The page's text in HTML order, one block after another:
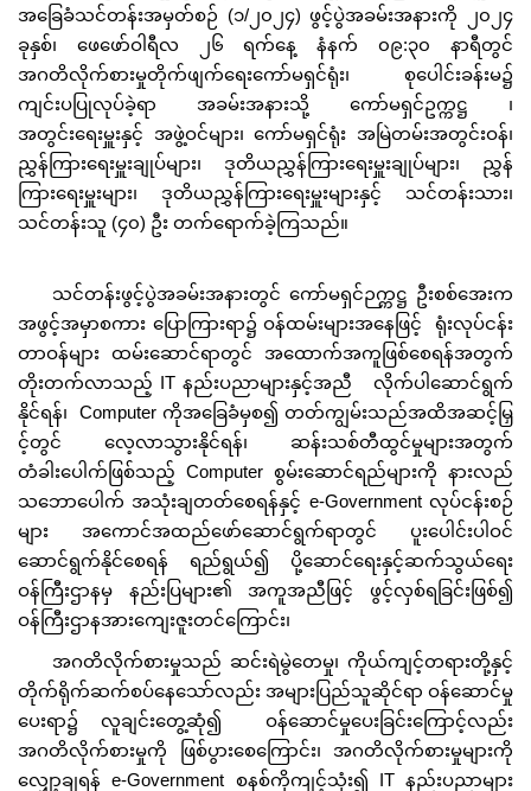
အခြေခံသင်တန်းအမှတ်စဉ် (၁/၂၀၂၄) ဖွင့်ပွဲအခမ်းအနားကို ၂၀၂၄
ခုနှစ်၊ ဖေဖော်ဝါရီလ ၂၆ ရက်နေ့ နံနက် ၀၉:၃၀ နာရီတွင်
အဂတိလိုက်စားမှုတိုက်ဖျက်ရေးကော်မရှင်ရုံး၊ စုပေါင်းခန်းမ၌
ကျင်းပပြုလုပ်ခဲ့ရာ အခမ်းအနားသို့ ကော်မရှင်ဥက္ကဋ္ဌ ၊
အတွင်းရေးမှူးနှင့် အဖွဲ့ဝင်များ၊ ကော်မရှင်ရုံး အမြဲတမ်းအတွင်းဝန်၊
ညွှန်ကြားရေးမှူးချုပ်များ၊ ဒုတိယညွှန်ကြားရေးမှူးချုပ်များ၊ ညွှန်
ကြားရေးမှူးများ၊ ဒုတိယညွှန်ကြားရေးမှူးများနှင့် သင်တန်းသား၊
သင်တန်းသူ (၄၀) ဦး တက်ရောက်ခဲ့ကြသည်။
သင်တန်းဖွင့်ပွဲအခမ်းအနားတွင် ကော်မရှင်ဉက္ကဋ္ဌ ဦးစစ်အေးက
အဖွင့်အမှာစကား ပြောကြားရာ၌ ဝန်ထမ်းများအနေဖြင့် ရုံးလုပ်ငန်း
တာဝန်များ ထမ်းဆောင်ရာတွင် အထောက်အကူဖြစ်စေရန်အတွက်
တိုးတက်လာသည့် IT နည်းပညာများနှင့်အညီ လိုက်ပါဆောင်ရွက်
နိုင်ရန်၊ Computer ကိုအခြေခံမှစ၍ တတ်ကျွမ်းသည်အထိအဆင့်မြှ
င့်တွင် လေ့လာသွားနိုင်ရန်၊ ဆန်းသစ်တီထွင်မှုများအတွက်
တံခါးပေါက်ဖြစ်သည့် Computer စွမ်းဆောင်ရည်များကို နားလည်
သဘောပေါက် အသုံးချတတ်စေရန်နှင့် e-Government လုပ်ငန်းစဉ်
များ အကောင်အထည်ဖော်ဆောင်ရွက်ရာတွင် ပူးပေါင်းပါဝင်
ဆောင်ရွက်နိုင်စေရန် ရည်ရွယ်၍ ပို့ဆောင်ရေးနှင့်ဆက်သွယ်ရေး
ဝန်ကြီးဌာနမှ နည်းပြများ၏ အကူအညီဖြင့် ဖွင့်လှစ်ရခြင်းဖြစ်၍
ဝန်ကြီးဌာနအားကျေးဇူးတင်ကြောင်း၊
အဂတိလိုက်စားမှုသည် ဆင်းရဲမွဲတေမှု၊ ကိုယ်ကျင့်တရားတို့နှင့်
တိုက်ရိုက်ဆက်စပ်နေသော်လည်း အများပြည်သူဆိုင်ရာ ဝန်ဆောင်မှု
ပေးရာ၌ လူချင်းတွေ့ဆုံ၍ ဝန်ဆောင်မှုပေးခြင်းကြောင့်လည်း
အဂတိလိုက်စားမှုကို ဖြစ်ပွားစေကြောင်း၊ အဂတိလိုက်စားမှုများကို
လျှော့ချရန် e-Government စနစ်ကိုကျင့်သုံး၍ IT နည်းပညာများ